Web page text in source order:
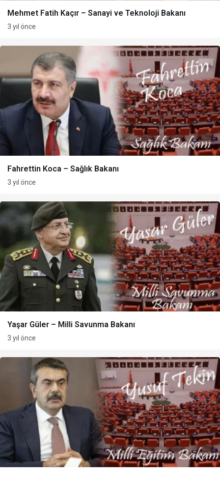
Mehmet Fatih Kaçır – Sanayi ve Teknoloji Bakanı
3 yıl önce
Fahrettin Koca – Sağlık Bakanı
3 yıl önce
Yaşar Güler – Milli Savunma Bakanı
3 yıl önce